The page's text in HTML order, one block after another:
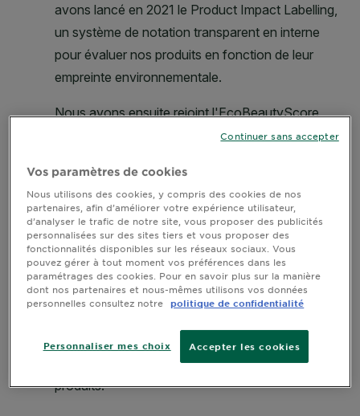
Vos paramètres de cookies
Nous utilisons des cookies, y compris des cookies de nos
partenaires, afin d’améliorer votre expérience utilisateur,
d’analyser le trafic de notre site, vous proposer des publicités
personnalisées sur des sites tiers et vous proposer des
fonctionnalités disponibles sur les réseaux sociaux. Vous
pouvez gérer à tout moment vos préférences dans les
paramétrages des cookies. Pour en savoir plus sur la manière
dont nos partenaires et nous-mêmes utilisons vos données
personnelles consultez notre
politique de confidentialité
Accepter les cookies
Personnaliser mes choix
Continuer sans accepter